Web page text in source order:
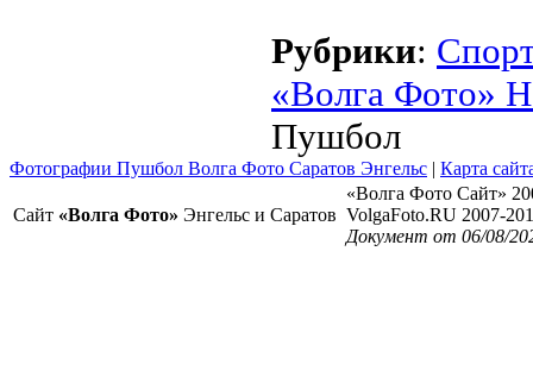
Рубрики:
«Волга Фото»
Пушбол
Фотографии Пушбол Волга Фото Саратов Энгельс | Карта
Сайт «Волга Фото» Энгельс и Саратов
«Волга Фото Сайт»
VolgaFoto.RU 2007-
Документ от 06/08/